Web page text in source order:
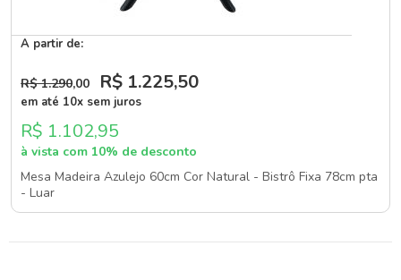
A partir de:
R$ 1.290,00 R$ 1.225,50
em até 10x sem juros
R$ 1.102,95
à vista com 10% de desconto
Mesa Madeira Azulejo 60cm Cor Natural - Bistrô Fixa 78cm pta
- Luar